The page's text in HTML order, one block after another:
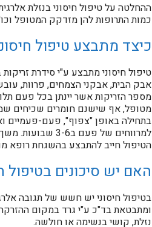
ההחלטה על טיפול חיסוני בנזלת
כמות התרופות להן מזדקק המטופל
כיצד מתבצע טיפול
טיפול חיסוני מתבצע ע"י סידרת
אבק הבית, אבקני הצמחים, פרוות,
מספר הזריקות אשר יינתן בכל פעם
מטופל, אף שישנם חומרים שכיחים
בתחילה באופן "צפוף", פעם-פעמיים
למרווחים של
הטיפול חייב להתבצע בהשגחת רופא
האם יש סיכונים
בטיפול חיסוני יש חשש של תגובה
ומתבטאת בד"כ ע"י גרד במקום
נזלת, קושי בנשימה או חולשה.